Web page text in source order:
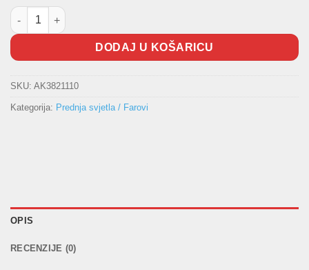
Desni far [H7/H7] Toledo (E.O.) Valeo količina
DODAJ U KOŠARICU
SKU: AK3821110
Kategorija: Prednja svjetla / Farovi
OPIS
RECENZIJE (0)